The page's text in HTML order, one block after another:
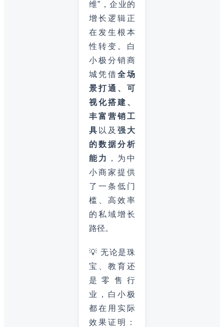
维”，企业的
增长逻辑正
在发生根本
性转变。白
小极分销商
城凭借全场
景打通、可
视化搭建、
丰富营销工
具 以及 强大
的数据分析
能力
，为中
小商家提供
了一条低门
槛、高效率
的私域增长
路径。
💡 无论是珠
宝、教育还
是零售行
业，白小极
都在用实际
效果证明：